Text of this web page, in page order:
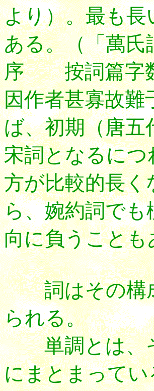
より）。最も長
ある。（「萬氏
序 按詞篇字数
因作者甚寡故
ば、初期（唐五
宋詞となるに
方が比較的長
ら、婉約詞で
向に負うことも
詞はその構成
られる。
単調とは、そ
にまとまって